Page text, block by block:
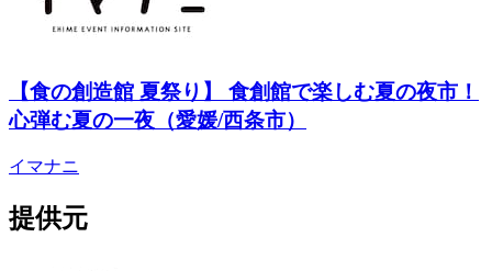
【食の創造館 夏祭り】 食創館で楽しむ夏の夜市！
心弾む夏の一夜（愛媛/西条市）
イマナニ
提供元